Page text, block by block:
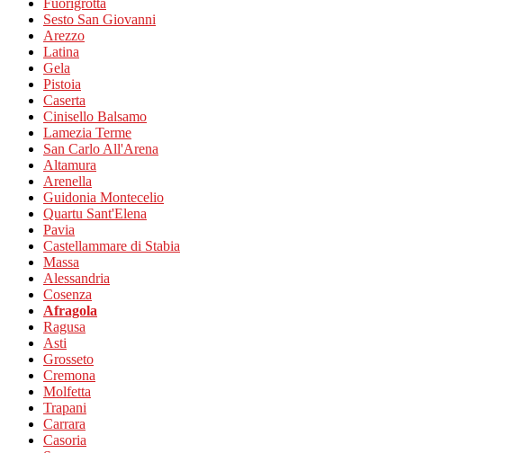
Sesto San Giovanni
Arezzo
Latina
Gela
Pistoia
Caserta
Cinisello Balsamo
Lamezia Terme
San Carlo All'Arena
Altamura
Arenella
Guidonia Montecelio
Quartu Sant'Elena
Pavia
Castellammare di Stabia
Massa
Alessandria
Cosenza
Afragola
Ragusa
Asti
Grosseto
Cremona
Molfetta
Trapani
Carrara
Casoria